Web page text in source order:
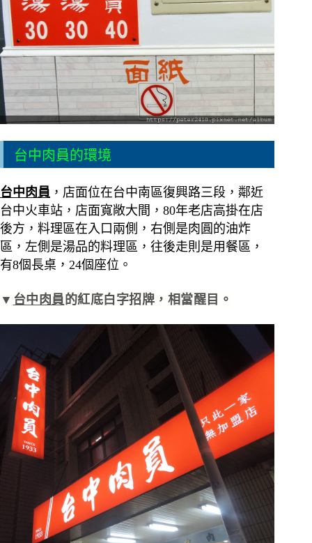
台中肉員的環境
台中肉員 ，店面位在台中南區復興路三段，鄰近
台中火車站，店面寬敞大間，80年老店高掛在店
後方，料理區在入口兩側，右側是肉圓的油炸
區，左側是湯品的料理區，往後走則是用餐區，
有8個長桌，24個座位。
▼ 台中肉員 的紅底白字招牌，相當醒目。